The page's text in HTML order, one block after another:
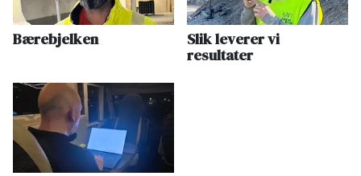
Bærebjelken
Slik leverer vi
resultater